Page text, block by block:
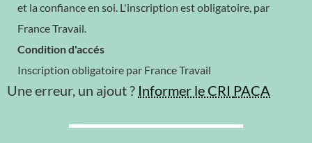
et la confiance en soi. L'inscription est obligatoire, par
France Travail.
Condition d'accés
Inscription obligatoire par France Travail
Une erreur, un ajout ? Informer le CRI PACA